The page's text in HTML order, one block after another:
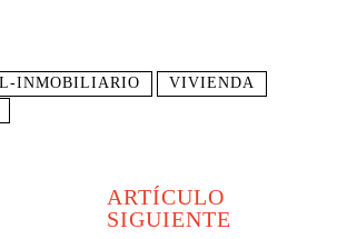
INMOBILIARIO
VIVIENDA
ARTÍCULO
SIGUIENTE